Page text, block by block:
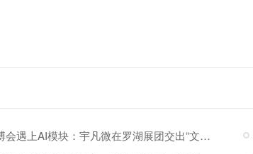
当文博会遇上AI模块：宇凡微在罗湖展团交出“文化+科技”新答卷